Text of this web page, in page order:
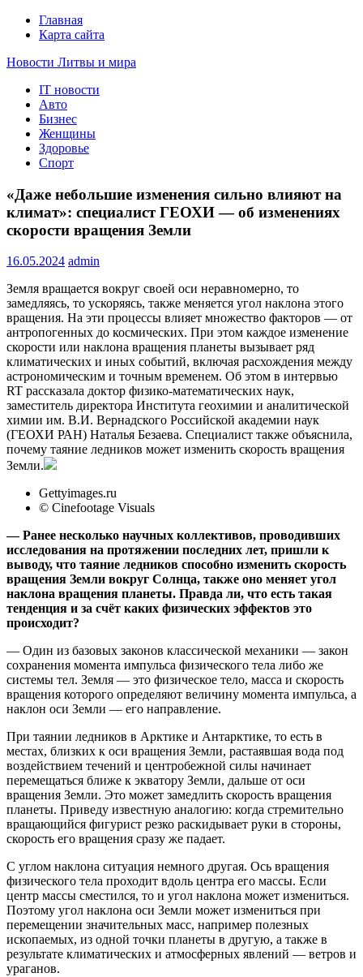
Главная
Карта сайта
Новости Литвы и мира
Свежие события и главные новости часа Литвы и мира на
портале EUROLITVA.RU
IT новости
Авто
Бизнес
Женщины
Здоровье
Спорт
«Даже небольшие изменения сильно влияют на
климат»: специалист ГЕОХИ — об изменениях
скорости вращения Земли
16.05.2024 admin
Земля вращается вокруг своей оси неравномерно, то
замедляясь, то ускоряясь, также меняется угол наклона этого
вращения. На эти процессы влияет множество факторов — от
антропогенных до космических. При этом каждое изменение
скорости или наклона вращения планеты вызывает ряд
климатических и иных событий, включая расхождения между
астрономическим и точным временем. Об этом в интервью
RT рассказала доктор физико-математических наук,
заместитель директора Института геохимии и аналитической
химии им. В.И. Вернадского Российской академии наук
(ГЕОХИ РАН) Наталья Безаева. Специалист также объяснила,
почему таяние ледников может изменить скорость вращения
Земли.
Gettyimages.ru
© Cinefootage Visuals
— Ранее несколько научных коллективов, проводивших
исследования на протяжении последних лет, пришли к
выводу, что таяние ледников способно изменить скорость
вращения Земли вокруг Солнца, также оно меняет угол
наклона вращения планеты. Правда ли, что есть такая
тенденция и за счёт каких физических эффектов это
происходит?
— Один из базовых законов классической механики — закон
сохранения момента импульса физического тела либо же
системы тел. Земля — это физическое тело, масса и скорость
вращения которого определяют величину момента импульса, а
наклон оси Земли — его направление.
При таянии ледников в Арктике и Антарктике, то есть в
местах, близких к оси вращения Земли, растаявшая вода под
воздействием течений и центробежной силы начинает
перемещаться ближе к экватору Земли, дальше от оси
вращения Земли. Это может замедлить скорость вращения
планеты. Приведу известную аналогию: когда стремительно
вращающийся фигурист резко раскидывает руки в стороны,
скорость его вращения сразу же падает.
С углом наклона ситуация немного другая. Ось вращения
физического тела проходит вдоль центра его массы. Если
центр массы сместился, то и угол наклона может измениться.
Поэтому угол наклона оси Земли может измениться при
перемещении значительных масс, например полезных
ископаемых, из одной точки планеты в другую, а также в
результате климатических и атмосферных явлений — ветров и
ураганов.